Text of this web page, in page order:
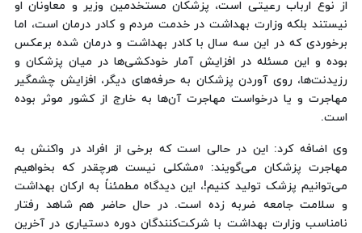
از نوع ارباب رعیتی است، پزشکان مستخدمین وزیر و معاونان او
نیستند بلکه وزارت بهداشت در خدمت مردم و کادر درمان است، اما
برخوردی که در این سه سال با کادر بهداشت و درمان شده برعکس
بوده و این مسئله در افزایش آمار خودکشی‌ها در میان پزشکان و
رزیدنت‌ها، روی آوردن پزشکان به حرفه‌های دیگر، افزایش چشمگیر
مهاجرت و یا درخواست مهاجرت آن‌ها به خارج از کشور موثر بوده
است.
وی اضافه کرد: این در حالی است که برخی از افراد در واکنش به
مهاجرت پزشکان می‌گویند: «مشکلی نیست هرچقدر که بخواهیم
می‌توانیم پزشک تولید کنیم!، این دیدگاه مطمئناً به ارکان بهداشت
و سلامت جامعه ضربه زده است. در حال حاضر هم شاهد رفتار
نامناسب وزارت بهداشت با شرکت‌کنندگان دوره دستیاری در آخرین